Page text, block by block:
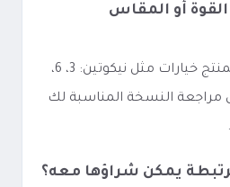
أو المقاس
غالبًا نعم. تظهر لهذا المنتج خيارات مثل نيكوتين: 3، 6،
مراجعة النسخة المناسبة لك
يمكن شراؤها معه؟